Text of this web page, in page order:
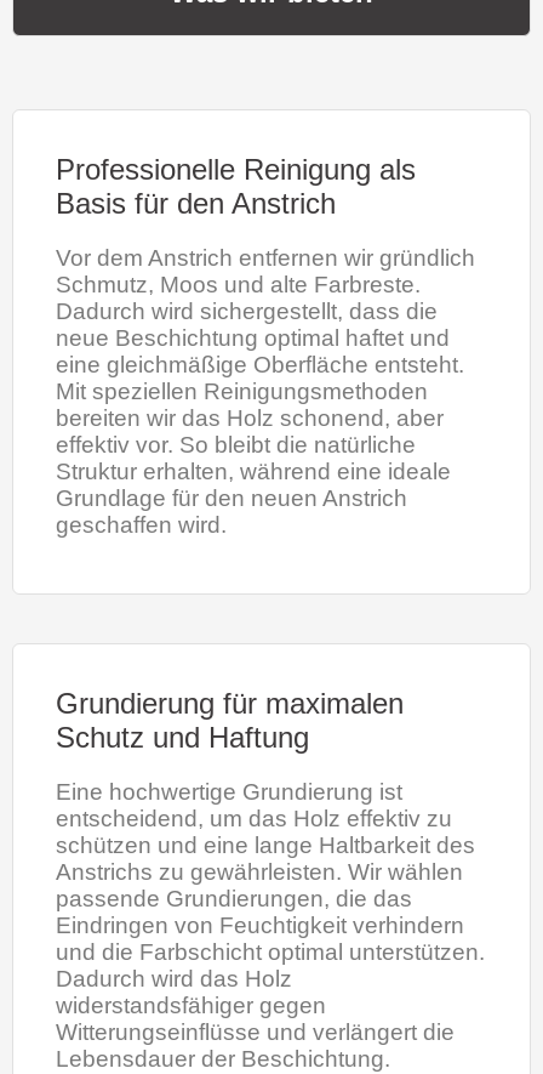
Professionelle Reinigung als
Basis für den Anstrich
Vor dem Anstrich entfernen wir gründlich
Schmutz, Moos und alte Farbreste.
Dadurch wird sichergestellt, dass die
neue Beschichtung optimal haftet und
eine gleichmäßige Oberfläche entsteht.
Mit speziellen Reinigungsmethoden
bereiten wir das Holz schonend, aber
effektiv vor. So bleibt die natürliche
Struktur erhalten, während eine ideale
Grundlage für den neuen Anstrich
geschaffen wird.
Grundierung für maximalen
Schutz und Haftung
Eine hochwertige Grundierung ist
entscheidend, um das Holz effektiv zu
schützen und eine lange Haltbarkeit des
Anstrichs zu gewährleisten. Wir wählen
passende Grundierungen, die das
Eindringen von Feuchtigkeit verhindern
und die Farbschicht optimal unterstützen.
Dadurch wird das Holz
widerstandsfähiger gegen
Witterungseinflüsse und verlängert die
Lebensdauer der Beschichtung.